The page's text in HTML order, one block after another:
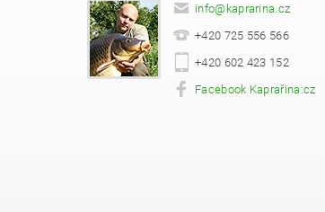
info@kaprarina.cz
+420 725 556 566
+420 602 423 152
Facebook Kaprařina.cz